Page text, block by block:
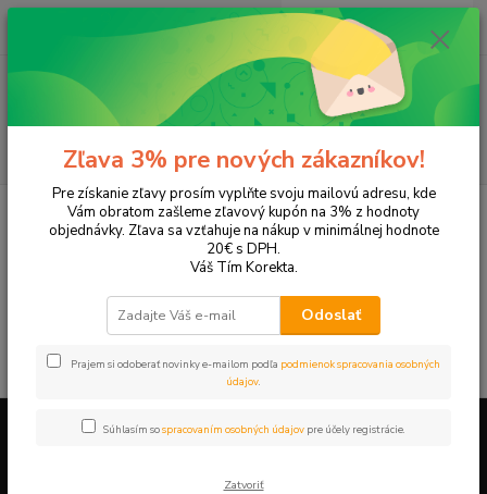
Hľadať
ks
za 0,00 EUR
Tonery a náplne do tlačiarní Panasonic KX-F1016
V tejto kategórii nebol nájdený žiadny tovar.
Zľava 3% pre nových zákazníkov!
Pre získanie zľavy prosím vyplňte svoju mailovú adresu, kde
Vám obratom zašleme zľavový kupón na 3% z hodnoty
objednávky. Zľava sa vzťahuje na nákup v minimálnej hodnote
20€ s DPH.
Váš Tím Korekta.
Odoslať
Prajem si odoberať novinky e-mailom podľa podmienok spracovania osobných
údajov.
Súhlasím sospracovaním osobných údajov pre účely registrácie.
Zatvoriť